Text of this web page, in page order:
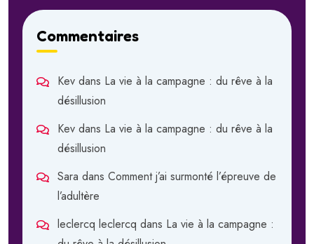
Commentaires
Kev dans La vie à la campagne : du rêve à la
désillusion
Kev dans La vie à la campagne : du rêve à la
désillusion
Sara dans Comment j’ai surmonté l’épreuve de
l’adultère
leclercq leclercq dans La vie à la campagne :